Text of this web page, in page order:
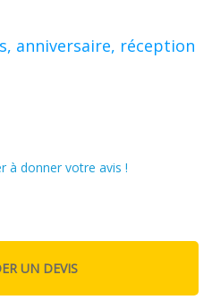
anniversaire, réception
à donner votre avis !